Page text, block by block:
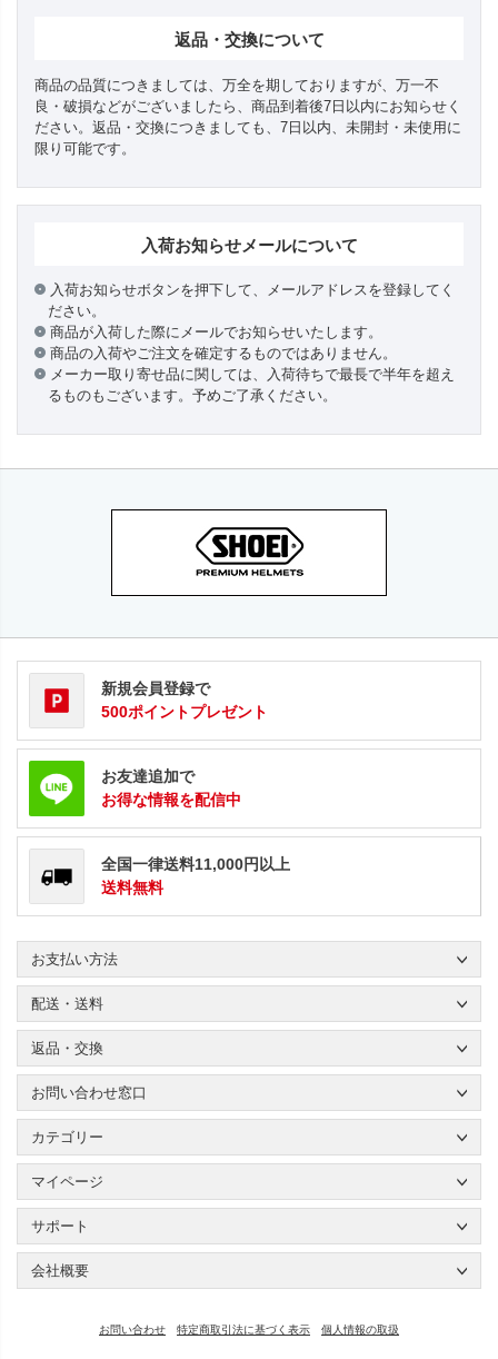
返品・交換について
商品の品質につきましては、万全を期しておりますが、万一不
良・破損などがございましたら、商品到着後7日以内にお知らせく
ださい。返品・交換につきましても、7日以内、未開封・未使用に
限り可能です。
入荷お知らせメールについて
入荷お知らせボタンを押下して、メールアドレスを登録してく
ださい。
商品が入荷した際にメールでお知らせいたします。
商品の入荷やご注文を確定するものではありません。
メーカー取り寄せ品に関しては、入荷待ちで最長で半年を超え
るものもございます。予めご了承ください。
新規会員登録で
500ポイントプレゼント
お友達追加で
お得な情報を配信中
全国一律送料11,000円以上
送料無料
お支払い方法
配送・送料
返品・交換
お問い合わせ窓口
カテゴリー
マイページ
サポート
会社概要
お問い合わせ 特定商取引法に基づく表示 個人情報の取扱